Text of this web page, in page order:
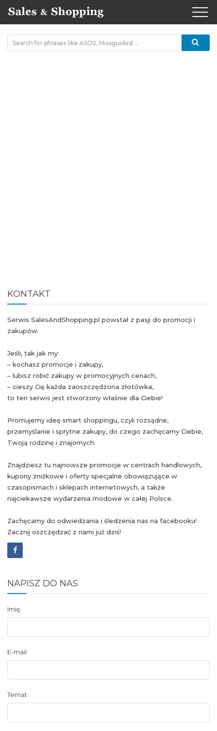
KONTAKT
Serwis SalesAndShopping.pl powstał z pasji do promocji i
zakupów.
Jeśli, tak jak my:
– kochasz promocje i zakupy,
– lubisz robić zakupy w promocyjnych cenach,
– cieszy Cię każda zaoszczędzona złotówka,
to ten serwis jest stworzony właśnie dla Ciebie!
Promujemy ideę smart shoppingu, czyli rozsądne,
przemyślanie i sprytne zakupy, do czego zachęcamy Ciebie,
Twoją rodzinę i znajomych.
Znajdziesz tu najnowsze promocje w centrach handlowych,
kupony zniżkowe i oferty specjalne obowiązujące w
czasopismach i sklepach internetowych, a także
najciekawsze wydarzenia modowe w całej Polsce.
Zachęcamy do odwiedzania i śledzenia nas na facebooku!
Zacznij oszczędzać z nami już dziś!
NAPISZ DO NAS
Imię
E-mail
Temat